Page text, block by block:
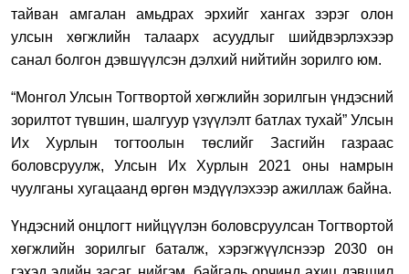
тайван амгалан амьдрах эрхийг хангах зэрэг олон
улсын хөгжлийн талаарх асуудлыг шийдвэрлэхээр
санал болгон дэвшүүлсэн дэлхий нийтийн зорилго юм.
“Монгол Улсын Тогтвортой хөгжлийн зорилгын үндэсний
зорилтот түвшин, шалгуур үзүүлэлт батлах тухай” Улсын
Их Хурлын тогтоолын төслийг Засгийн газраас
боловсруулж, Улсын Их Хурлын 2021 оны намрын
чуулганы хугацаанд өргөн мэдүүлэхээр ажиллаж байна.
Үндэсний онцлогт нийцүүлэн боловсруулсан Тогтвортой
хөгжлийн зорилгыг баталж, хэрэгжүүлснээр 2030 он